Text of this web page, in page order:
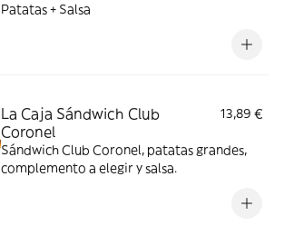
Patatas + Salsa
La Caja Sándwich Club
Coronel
13,89 €
Sándwich Club Coronel, patatas grandes,
complemento a elegir y salsa.